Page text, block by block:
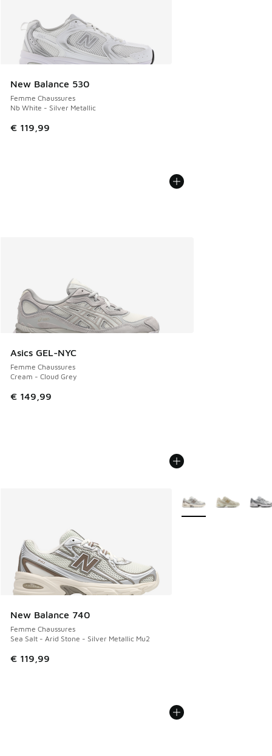
New Balance 530
Femme Chaussures
Nb White - Silver Metallic
€ 119,99
Asics GEL-NYC
Femme Chaussures
Cream - Cloud Grey
€ 149,99
New Balance 740
Femme Chaussures
Sea Salt - Arid Stone - Silver Metallic Mu2
€ 119,99
Plus de couleurs